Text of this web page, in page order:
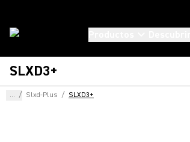
SLXD3+
... / Slxd-Plus / SLXD3+